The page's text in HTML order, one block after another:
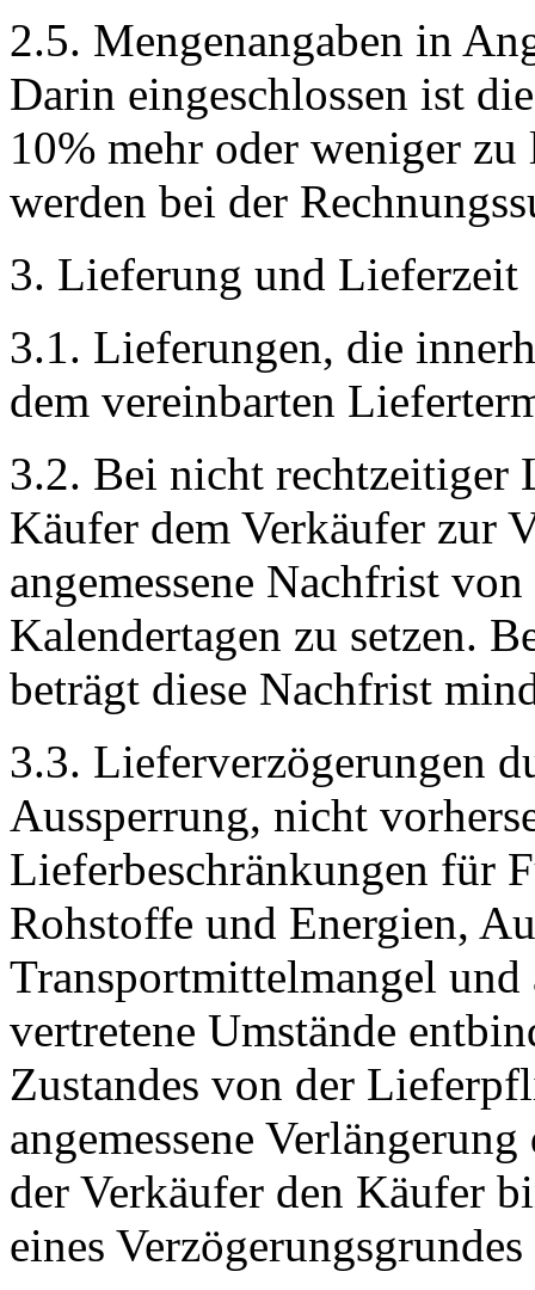
2.5. Mengenangaben in
Darin eingeschlossen ist
10% mehr oder weniger
werden bei der
3. Lieferung und Lieferzeit
3.1. Lieferungen, die
dem vereinbarten
3.2. Bei nicht rechtzeitiger
Käufer dem Verkäufer zur
angemessene Nachfrist
Kalendertagen zu setzen.
beträgt diese Nachfrist
3.3. Lieferverzögerungen
Aussperrung, nicht
Lieferbeschränkungen für
Rohstoffe und Energien,
Transportmittelmangel
vertretene Umstände
Zustandes von der
angemessene
der Verkäufer den Käufer
eines